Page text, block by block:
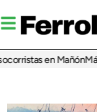
en MañónMás